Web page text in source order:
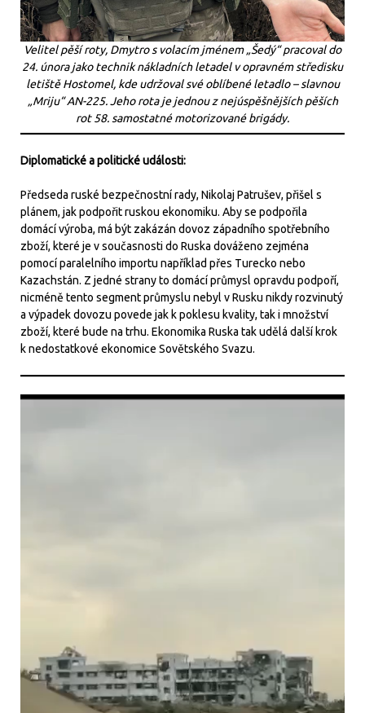
Velitel pěší roty, Dmytro s volacím jménem „Šedý“ pracoval do
24. února jako technik nákladních letadel v opravném středisku
letiště Hostomel, kde udržoval své oblíbené letadlo – slavnou
„Mriju“ AN-225. Jeho rota je jednou z nejúspěšnějších pěších
rot 58. samostatné motorizované brigády.
Diplomatické a politické události:
Předseda ruské bezpečnostní rady, Nikolaj Patrušev, přišel s
plánem, jak podpořit ruskou ekonomiku. Aby se podpořila
domácí výroba, má být zakázán dovoz západního spotřebního
zboží, které je v současnosti do Ruska dováženo zejména
pomocí paralelního importu například přes Turecko nebo
Kazachstán. Z jedné strany to domácí průmysl opravdu podpoří,
nicméně tento segment průmyslu nebyl v Rusku nikdy rozvinutý
a výpadek dovozu povede jak k poklesu kvality, tak i množství
zboží, které bude na trhu. Ekonomika Ruska tak udělá další krok
k nedostatkové ekonomice Sovětského Svazu.